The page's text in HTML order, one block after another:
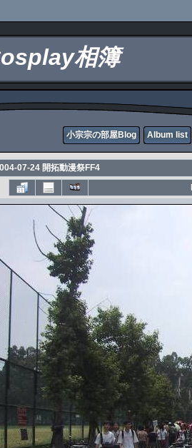
相簿
小宗宗の部屋Blog Album list
07-24 開拓動漫祭FF4